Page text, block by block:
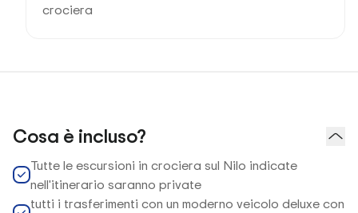
crociera
Cosa è incluso?
Tutte le escursioni in crociera sul Nilo indicate
nell'itinerario saranno private
tutti i trasferimenti con un moderno veicolo deluxe con